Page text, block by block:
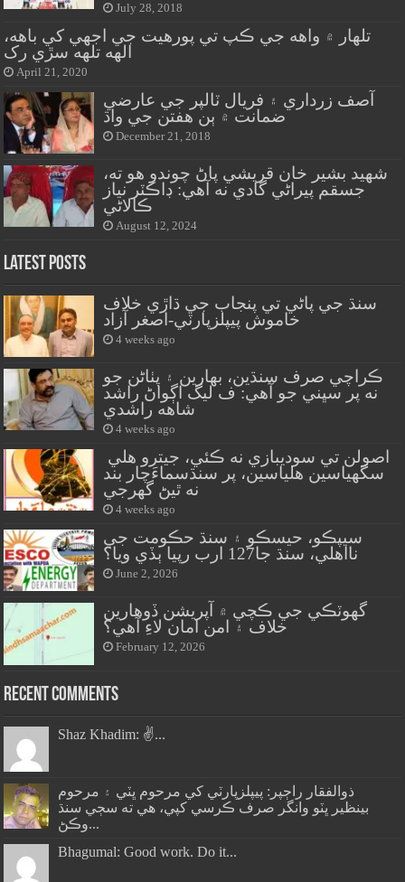
July 28, 2018
تلهار ۾ واهه جي ڪپ تي پورهيت جي اجهي کي باهه،
الهه تلهه سڙي رک
April 21, 2020
آصف زرداري ۽ فريال ٽالپر جي عارضي
ضمانت ۾ ٻن هفتن جي واڌ
December 21, 2018
شهيد بشير خان قريشي پاڻ چوندو هو ته،
جسقم پيراڻي گادي نه آهي: ڊاڪٽر نياز
ڪالاڻي
August 12, 2024
Latest Posts
سنڌ جي پاڻي تي پنجاب جي ڌاڙي خلاف
خاموش پيپلزپارٽي-اصغر آزاد
4 weeks ago
ڪراچي صرف سنڌين، بهارين ۽ پٺاڻن جو
نه پر سڀني جو آهي: ف ليگ اڳواڻ راشد
شاهه راشدي
4 weeks ago
سگهياسين هلياسين، پر سنڌسماءَچار بند
نه ٿيڻ گهرجي
4 weeks ago
سيپڪو، حيسڪو ۽ سنڌ حڪومت جي
نااهلي، سنڌ جا127 ارب رپيا ٻڏي ويا؟
June 2, 2026
گهوٽڪي جي ڪچي ۾ آپريشن ڏوهارين
خلاف ۽ امن امان لاءِ آهي؟
February 12, 2026
Recent Comments
Shaz Khadim: ✌️...
ذوالفقار راڄپر: پيپلزپارٽي کي مرحوم ڀٽي ۽ مرحوم
بينظير ڀٽو وانگر صرف ڪرسي کپي، هي ته سڄي سنڌ
وڪڻ...
Bhagumal: Good work. Do it...